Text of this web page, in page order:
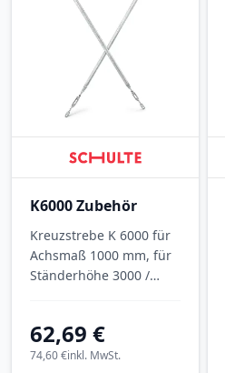
K6000 Zubehör
Kreuzstrebe K 6000 für
Achsmaß 1000 mm, für
Ständerhöhe 3000 /
62,69 €
inkl. MwSt.
74,60 €